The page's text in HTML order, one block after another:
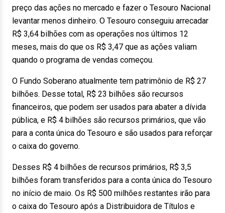
preço das ações no mercado e fazer o Tesouro Nacional
levantar menos dinheiro. O Tesouro conseguiu arrecadar
R$ 3,64 bilhões com as operações nos últimos 12
meses, mais do que os R$ 3,47 que as ações valiam
quando o programa de vendas começou.
O Fundo Soberano atualmente tem patrimônio de R$ 27
bilhões. Desse total, R$ 23 bilhões são recursos
financeiros, que podem ser usados para abater a dívida
pública, e R$ 4 bilhões são recursos primários, que vão
para a conta única do Tesouro e são usados para reforçar
o caixa do governo.
Desses R$ 4 bilhões de recursos primários, R$ 3,5
bilhões foram transferidos para a conta única do Tesouro
no início de maio. Os R$ 500 milhões restantes irão para
o caixa do Tesouro após a Distribuidora de Títulos e